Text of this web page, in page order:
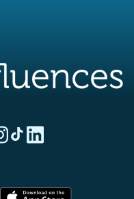
pestaña)pestaña)
(nueva pestaña)
(nueva pestaña)
(nueva pestaña)